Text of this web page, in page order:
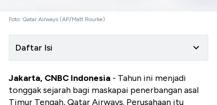
Foto: Qatar Airways (AP/Matt Rourke)
Daftar Isi
Jakarta, CNBC Indonesia - Tahun ini menjadi
tonggak sejarah bagi maskapai penerbangan asal
Timur Tengah, Qatar Airways. Perusahaan itu